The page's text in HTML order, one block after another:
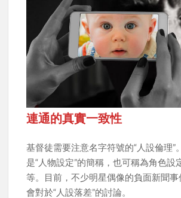
連通的真實一致性
基督徒需要注意名字符號的“人設倫理”
是“人物設定”的簡稱，也可稱為角色設
等。目前，不少明星偶像的負面新聞
會對於“人設落差”的討論。